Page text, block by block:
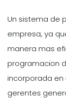
Un sistema de
empresa, ya
manera mas
programacion
incorporada en
gerentes